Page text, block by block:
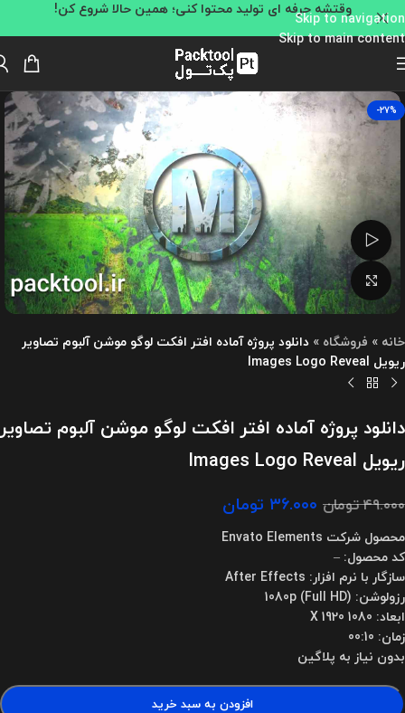
Skip to navigation
Skip to main content
وقتشه حرفه ای تولید محتوا کنی؛ همین حالا شروع کن!
-27%
تماشای ویدئو
بزرگنمایی تصویر
خانه » فروشگاه » دانلود پروژه آماده افتر افکت لوگو موشن آلبوم تصاویر
ریویل Images Logo Reveal
دانلود پروژه آماده افتر افکت لوگو موشن آلبوم تصاویر
ریویل Images Logo Reveal
۴۹.۰۰۰تومان ۳۶.۰۰۰ تومان
محصول شرکت Envato Elements
کد محصول: –
سازگار با نرم افزار: After Effects
رزولوشن: 1080p (Full HD)
ابعاد: 1080 X 1920
زمان: 00:10
بدون نیاز به پلاگین
افزودن به سبد خرید